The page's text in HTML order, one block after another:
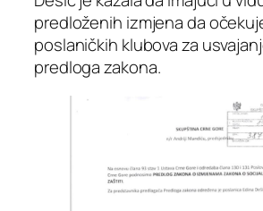
predloženih izmjena da
poslaničkih klubova za
predloga zakona.